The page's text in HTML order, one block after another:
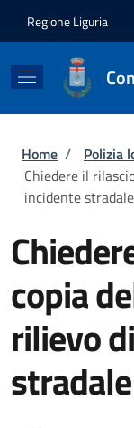
Regione Liguria
Briciole
Home / Polizia
Chiedere il
incidente stradale
copia
rilievo
stradale